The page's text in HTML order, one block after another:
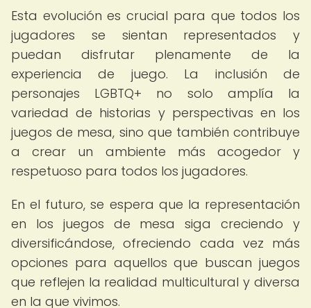
Esta evolución es crucial para que todos los
jugadores se sientan representados y
puedan disfrutar plenamente de la
experiencia de juego. La inclusión de
personajes LGBTQ+ no solo amplía la
variedad de historias y perspectivas en los
juegos de mesa, sino que también contribuye
a crear un ambiente más acogedor y
respetuoso para todos los jugadores.
En el futuro, se espera que la representación
en los juegos de mesa siga creciendo y
diversificándose, ofreciendo cada vez más
opciones para aquellos que buscan juegos
que reflejen la realidad multicultural y diversa
en la que vivimos.